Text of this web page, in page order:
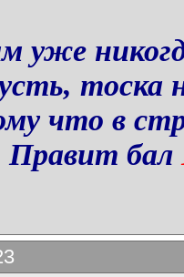
уже
тоска
что в
Правит бал